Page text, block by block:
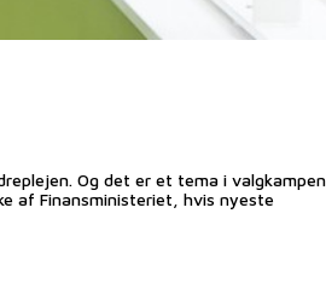
Og det er et tema i
af Finansministeriet, hvis nyeste